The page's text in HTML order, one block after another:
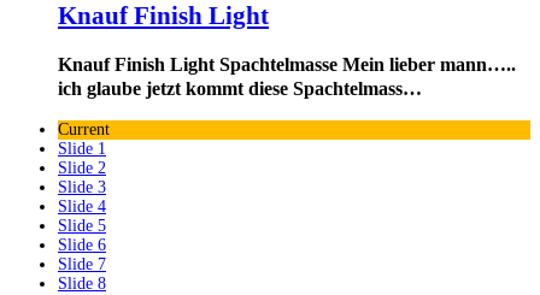
Knauf Finish Light
Knauf Finish Light Spachtelmasse Mein lieber mann…..
ich glaube jetzt kommt diese Spachtelmass…
Current
Slide 1
Slide 2
Slide 3
Slide 4
Slide 5
Slide 6
Slide 7
Slide 8